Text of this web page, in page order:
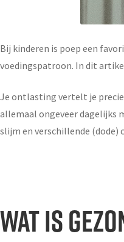
Bij kinderen is poep een
voedingspatroon. In dit
Je ontlasting vertelt je
allemaal ongeveer dagelijks
slijm en verschillende (dode)
WAT IS